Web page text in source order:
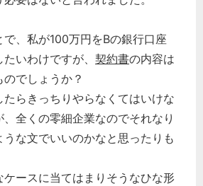
、私が100万円をBの銀行口座
いわけですが、 契約書の内容は
でしょうか？
らきっちりやらなくてはいけな
全くの零細企業なのでそれなり
な文でいいのかなと思ったりも
ースに当てはまりそうなひな形